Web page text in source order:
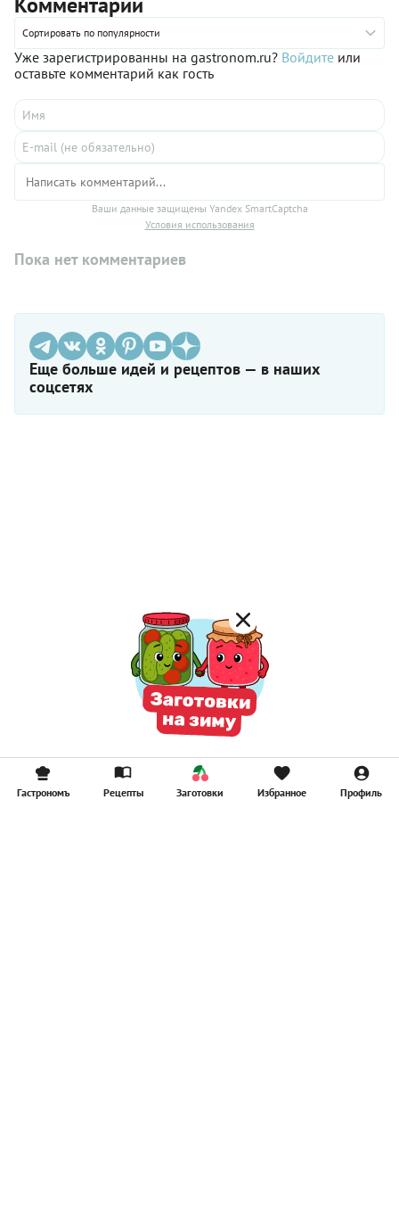
Сортировать по популярности
Уже зарегистрированны на gastronom.ru? Войдите или
оставьте комментарий как гость
Ваши данные защищены Yandex SmartCaptcha
Условия использования
Пока нет комментариев
Еще больше идей и рецептов — в наших
соцсетях
Гастрономъ Рецепты Заготовки Избранное Профиль